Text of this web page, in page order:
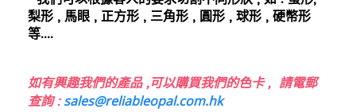
梨形 , 馬眼 , 正方形 , 三角形 , 圓形 , 球形 , 硬幣形
等….
如有興趣我們的產品 ,可以購買我們的色卡 , 請電郵
查詢 : sales@reliableopal.com.hk